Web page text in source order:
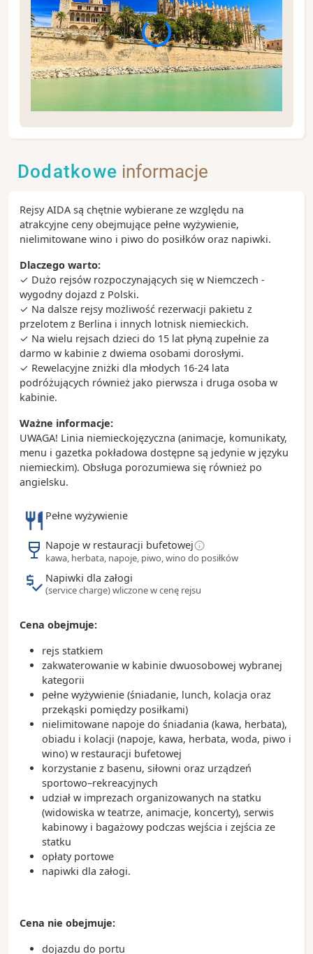
Majorka jest największą wyspą Balearów i bardzo
fakt, że w ciągu roku jest tu ponad 300 dni
Zobacz koniecznie:
- gotycka katedra La Sau w Palmie
- górskie miasteczko Valldemossa
- przylądek Cap de Formentor
- malowniczy przejazd zabytkowym pociągiem do
Soller i dalej tramwajem do Port Soller
Ciekawostki:
- na przełomie 1838 i 1839 roku Fryderyk Chopin
spędził 3 miesiące w Valldemosie
- stąd pochodzi i tu ma swój dom słynny tenisista
Rafael Nadal
- na Majorce znajduje się ponad 200 jaskiń, ale na
Cuevas del Drach
- według znanego kucharza Ricka Steina jagnięcina
podawana w restauracji Es Verger jest najlepsza na
świecie
Dodatkowe informacje
Rejsy AIDA są chętnie wybierane ze względu na
atrakcyjne ceny obejmujące pełne wyżywienie,
nielimitowane wino i piwo do posiłków oraz napiwki.
Dlaczego warto:
✓ Dużo rejsów rozpoczynających się w Niemczech -
wygodny dojazd z Polski.
✓ Na dalsze rejsy możliwość rezerwacji pakietu z
przelotem z Berlina i innych lotnisk niemieckich.
✓ Na wielu rejsach dzieci do 15 lat płyną zupełnie za
darmo w kabinie z dwiema osobami dorosłymi.
✓ Rewelacyjne zniżki dla młodych 16-24 lata
podróżujących również jako pierwsza i druga osoba w
kabinie.
Ważne informacje:
UWAGA! Linia niemieckojęzyczna (animacje, komunikaty,
menu i gazetka pokładowa dostępne są jedynie w języku
niemieckim). Obsługa porozumiewa się również po
angielsku.
Pełne wyżywienie
Napoje w restauracji bufetowej
kawa, herbata, napoje, piwo, wino do posiłków
Napiwki dla załogi
(service charge) wliczone w cenę rejsu
Cena obejmuje:
rejs statkiem
zakwaterowanie w kabinie dwuosobowej wybranej
kategorii
pełne wyżywienie (śniadanie, lunch, kolacja oraz
przekąski pomiędzy posiłkami)
nielimitowane napoje do śniadania (kawa, herbata),
obiadu i kolacji (napoje, kawa, herbata, woda, piwo i
wino) w restauracji bufetowej
korzystanie z basenu, siłowni oraz urządzeń
sportowo–rekreacyjnych
udział w imprezach organizowanych na statku
(widowiska w teatrze, animacje, koncerty), serwis
kabinowy i bagażowy podczas wejścia i zejścia ze
statku
opłaty portowe
napiwki dla załogi.
Cena nie obejmuje:
dojazdu do portu